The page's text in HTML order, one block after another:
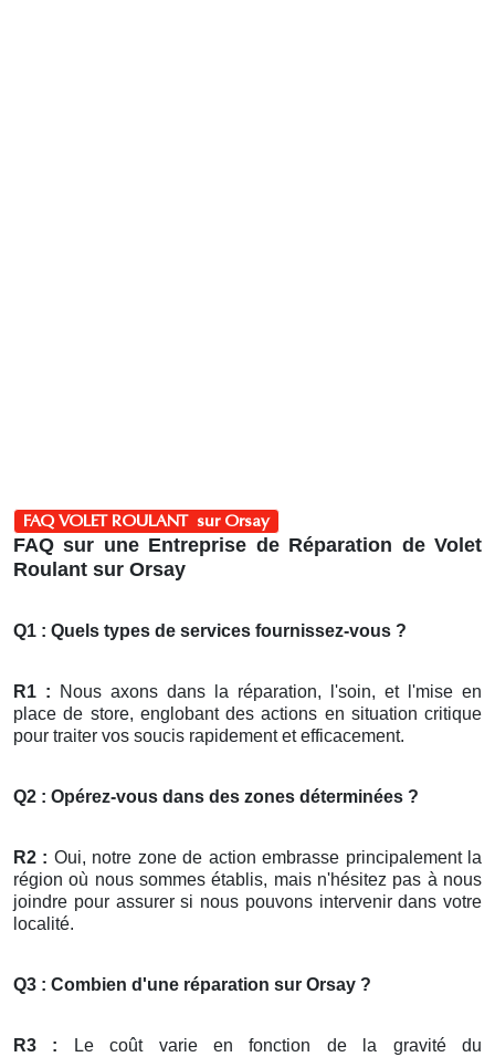
FAQ VOLET ROULANT sur Orsay
FAQ sur une Entreprise de Réparation de Volet
Roulant sur Orsay
Q1 : Quels types de services fournissez-vous ?
R1 : Nous axons dans la réparation, l'soin, et l'mise en
place de store, englobant des actions en situation critique
pour traiter vos soucis rapidement et efficacement.
Q2 : Opérez-vous dans des zones déterminées ?
R2 : Oui, notre zone de action embrasse principalement la
région où nous sommes établis, mais n'hésitez pas à nous
joindre pour assurer si nous pouvons intervenir dans votre
localité.
Q3 : Combien d'une réparation sur Orsay ?
R3 : Le coût varie en fonction de la gravité du